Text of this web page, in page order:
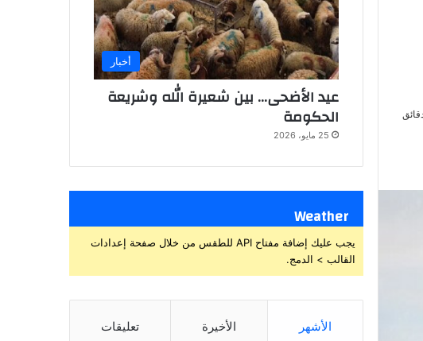
أخبار
عيد الأضحى… بين شعيرة الله وشريعة
الحكومة
25 مايو، 2026
Weather
يجب عليك إضافة مفتاح API للطقس من خلال صفحة إعدادات
القالب > الدمج.
الأشهر الأخيرة تعليقات